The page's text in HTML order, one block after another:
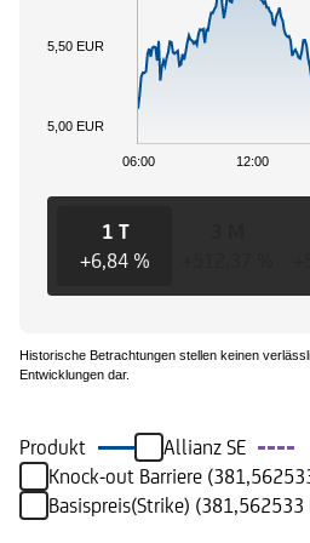
06:00 12:00
5,00 EUR
5,50 EUR
1 T
+6,84 %
Historische Betrachtungen stellen keinen
Entwicklungen dar.
Produkt
Allianz SE
Knock-out Barriere
Basispreis(Strike) (381,562533